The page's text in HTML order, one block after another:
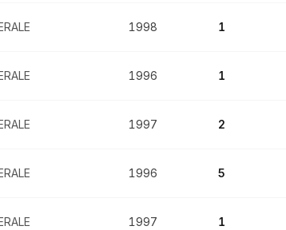
1998 1
1996 1
1997 2
1996 5
1997 1